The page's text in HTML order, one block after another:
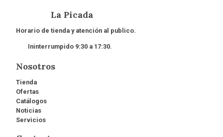
La Picada
Horario de tienda y atención al publico.
Ininterrumpido 9:30 a 17:30.
Nosotros
Tienda
Ofertas
Catálogos
Noticias
Servicios